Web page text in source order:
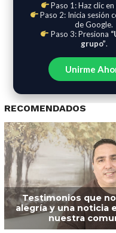
Paso 1: Haz clic
Paso 2: Inicia sesión
de Google.
Paso 3: Presiona
grupo”.
Unirme
RECOMENDADOS
Testimonios que
alegría y una noticia
nuestra